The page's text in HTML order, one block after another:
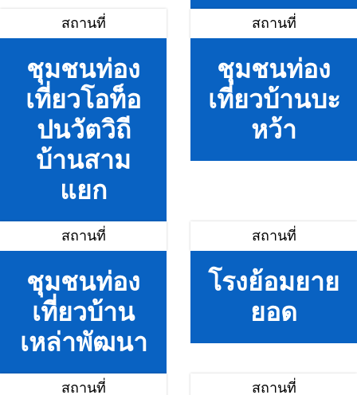
สถานที่
ชุมชนท่อง
เที่ยวโอท็อ
ปนวัตวิถี
บ้านสาม
แยก
สถานที่
ชุมชนท่อง
เที่ยวบ้านบะ
หว้า
สถานที่
ชุมชนท่อง
เที่ยวบ้าน
เหล่าพัฒนา
สถานที่
โรงย้อมยาย
ยอด
สถานที่ สถานที่